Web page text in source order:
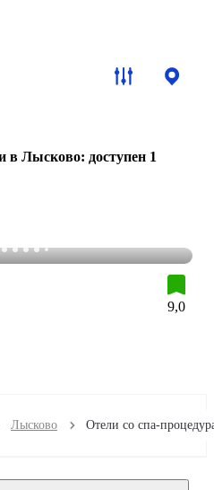
в Лысково: доступен 1
9,0
Лысково